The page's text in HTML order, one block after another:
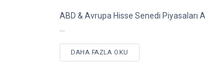
ABD & Avrupa Hisse Senedi Piyasaları
DAHA FAZLA OKU